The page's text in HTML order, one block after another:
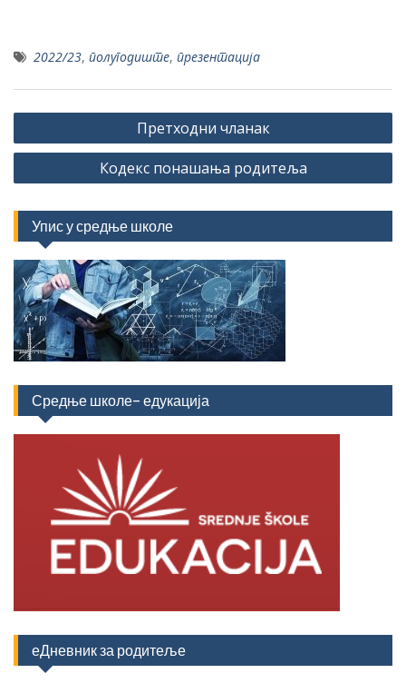
2022/23, полугодиште, презентација
Кретање
чланка
Претходни чланак
Кодекс понашања родитеља
Упис у средње школе
Средње школе- едукација
еДневник за родитеље